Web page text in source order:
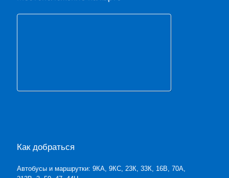
Как добраться
Автобусы и маршрутки: 9КА, 9КС, 23К, 33К, 16В, 70А,